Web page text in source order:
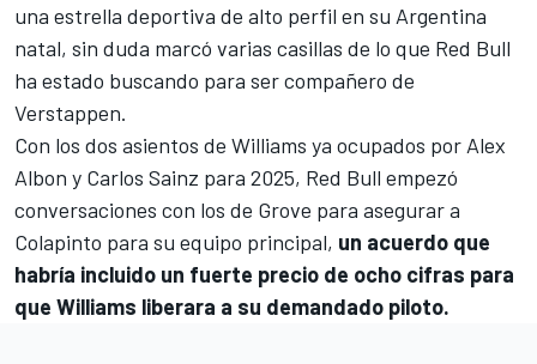
una estrella deportiva de alto perfil en su Argentina
natal, sin duda marcó varias casillas de lo que Red Bull
ha estado buscando para ser compañero de
Verstappen.
Con los dos asientos de Williams ya ocupados por Alex
Albon y Carlos Sainz para 2025, Red Bull empezó
conversaciones con los de Grove para asegurar a
Colapinto para su equipo principal, un acuerdo que
habría incluido un fuerte precio de ocho cifras para
que Williams liberara a su demandado piloto.